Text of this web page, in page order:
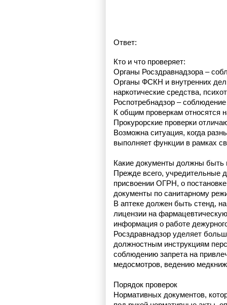
Ответ:
Кто и что проверяет:
Органы Росздравнадзора –
Органы ФСКН и внутренних
наркотические средства,
Роспотребнадзор –
К общим проверкам относятся
Прокурорские проверки
Возможна ситуация, когда
выполняет функции в рамках
Какие документы должны быть
Прежде всего, учредительные
присвоении ОГРН, о
документы по санитарному
В аптеке должен быть стенд,
лицензии на
информация о работе
Росздравнадзор уделяет
должностным инструкциям
соблюдению запрета на
медосмотров, ведению
Порядок проверок
Нормативных документов,